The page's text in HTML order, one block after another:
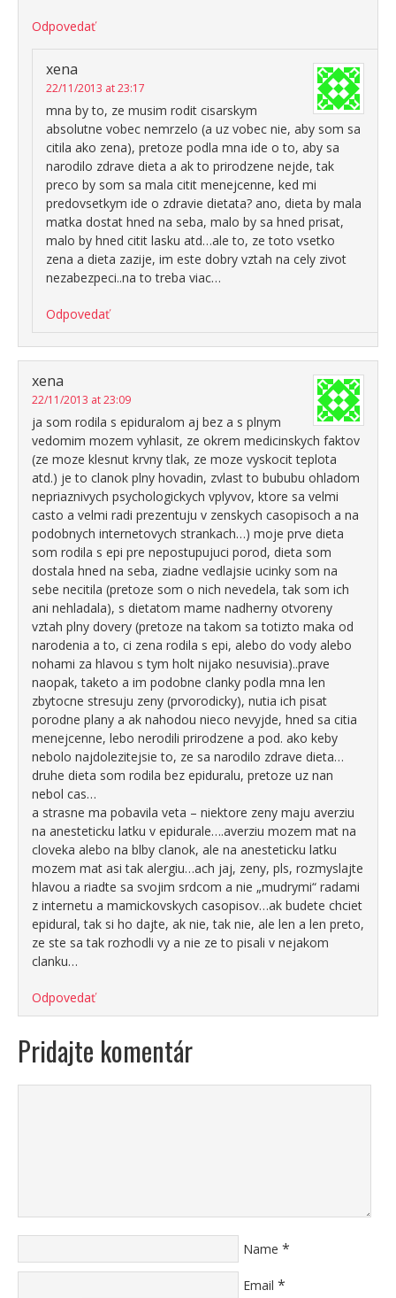
Odpovedať
xena
22/11/2013 at 23:17
mna by to, ze musim rodit cisarskym
absolutne vobec nemrzelo (a uz vobec nie, aby som sa
citila ako zena), pretoze podla mna ide o to, aby sa
narodilo zdrave dieta a ak to prirodzene nejde, tak
preco by som sa mala citit menejcenne, ked mi
predovsetkym ide o zdravie dietata? ano, dieta by mala
matka dostat hned na seba, malo by sa hned prisat,
malo by hned citit lasku atd…ale to, ze toto vsetko
zena a dieta zazije, im este dobry vztah na cely zivot
nezabezpeci..na to treba viac…
Odpovedať
xena
22/11/2013 at 23:09
ja som rodila s epiduralom aj bez a s plnym
vedomim mozem vyhlasit, ze okrem medicinskych faktov
(ze moze klesnut krvny tlak, ze moze vyskocit teplota
atd.) je to clanok plny hovadin, zvlast to bububu ohladom
nepriaznivych psychologickych vplyvov, ktore sa velmi
casto a velmi radi prezentuju v zenskych casopisoch a na
podobnych internetovych strankach…) moje prve dieta
som rodila s epi pre nepostupujuci porod, dieta som
dostala hned na seba, ziadne vedlajsie ucinky som na
sebe necitila (pretoze som o nich nevedela, tak som ich
ani nehladala), s dietatom mame nadherny otvoreny
vztah plny dovery (pretoze na takom sa totizto maka od
narodenia a to, ci zena rodila s epi, alebo do vody alebo
nohami za hlavou s tym holt nijako nesuvisia)..prave
naopak, taketo a im podobne clanky podla mna len
zbytocne stresuju zeny (prvorodicky), nutia ich pisat
porodne plany a ak nahodou nieco nevyjde, hned sa citia
menejcenne, lebo nerodili prirodzene a pod. ako keby
nebolo najdolezitejsie to, ze sa narodilo zdrave dieta…
druhe dieta som rodila bez epiduralu, pretoze uz nan
nebol cas…
a strasne ma pobavila veta – niektore zeny maju averziu
na anesteticku latku v epidurale….averziu mozem mat na
cloveka alebo na blby clanok, ale na anesteticku latku
mozem mat asi tak alergiu…ach jaj, zeny, pls, rozmyslajte
hlavou a riadte sa svojim srdcom a nie „mudrymi“ radami
z internetu a mamickovskych casopisov…ak budete chciet
epidural, tak si ho dajte, ak nie, tak nie, ale len a len preto,
ze ste sa tak rozhodli vy a nie ze to pisali v nejakom
clanku…
Odpovedať
Pridajte komentár
Name *
Email *